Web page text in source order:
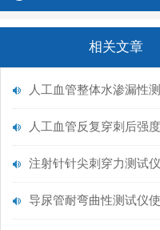
相关文章